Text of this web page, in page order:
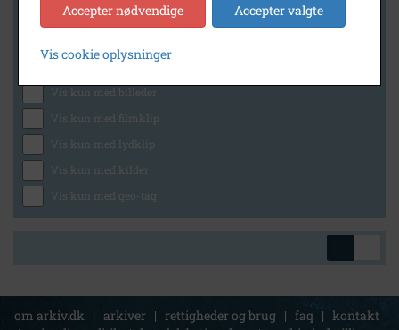
Generelt
Vis kun med billeder
Vis kun med filmklip
Vis kun med lydklip
Vis kun med kilder
Vis kun med geo-tag
om arkiv.dk | arkiver | rettigheder og brug | faq | kontakt
Accepter nødvendige Accepter valgte
Vis cookie oplysninger